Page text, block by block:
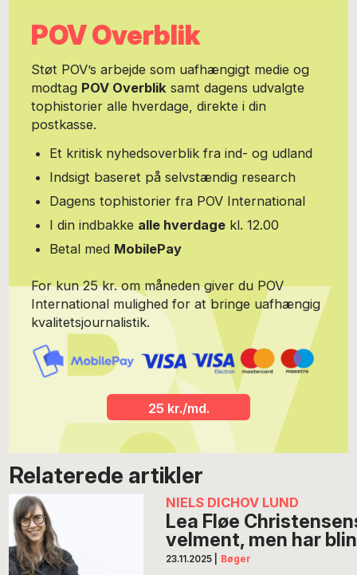
POV Overblik
Støt POV’s arbejde som uafhængigt medie og
modtag POV Overblik samt dagens udvalgte
tophistorier alle hverdage, direkte i din
postkasse.
Et kritisk nyhedsoverblik fra ind- og udland
Indsigt baseret på selvstændig research
Dagens tophistorier fra POV International
I din indbakke alle hverdage kl. 12.00
Betal med MobilePay
For kun 25 kr. om måneden giver du POV
International mulighed for at bringe uafhængig
kvalitetsjournalistik.
25 kr./md.
Relaterede artikler
NIELS DICHOV LUND
Lea Fløe
velment, men har
23.11.2025 Bøger